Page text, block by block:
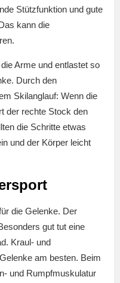
Stützfunktion und gute
kann die
Arme und entlastet so
Durch den
Skilanglauf: Wenn die
der rechte Stock den
die Schritte etwas
und der Körper leicht
die Gelenke. Der
gut tut eine
Kraul- und
am besten. Beim
und Rumpfmuskulatur